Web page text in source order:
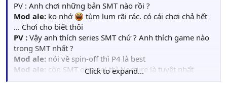
PV : Anh chơi những bản SMT nào rồi ?
Mod ale: ko nhớ
tùm lum rãi rác. có cái chơi chả hết
... Chơi cho biết thôi
PV : Vậy anh thích series SMT chứ ? Anh thích game nào
trong SMT nhất ?
Mod ale: nói về spin-off thì P4 là best
Mod ale: còn SMT original thì Nocture là tuyệt nhất
PV :Vậy anh thấy 2 bản trên hấp dẫn ở điểm nào ?
Click to expand...